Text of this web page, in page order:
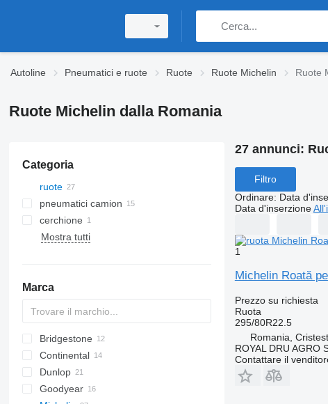
Autoline Pneumatici e ruote Ruote Ruote Michelin Ruote
Ruote Michelin dalla Romania
Categoria
ruote
pneumatici camion
cerchione
cerchi per camion
Mostra tutti
Marca
Bridgestone
Continental
Dunlop
SP
Goodyear
27 annunci:
Filtro
Ordinare: Data
Data d'inserzione
1
Michelin Roată
Prezzo su richiesta
Ruota
295/80R22.5
Romania,
ROYAL DRU AGRO
Contattare il